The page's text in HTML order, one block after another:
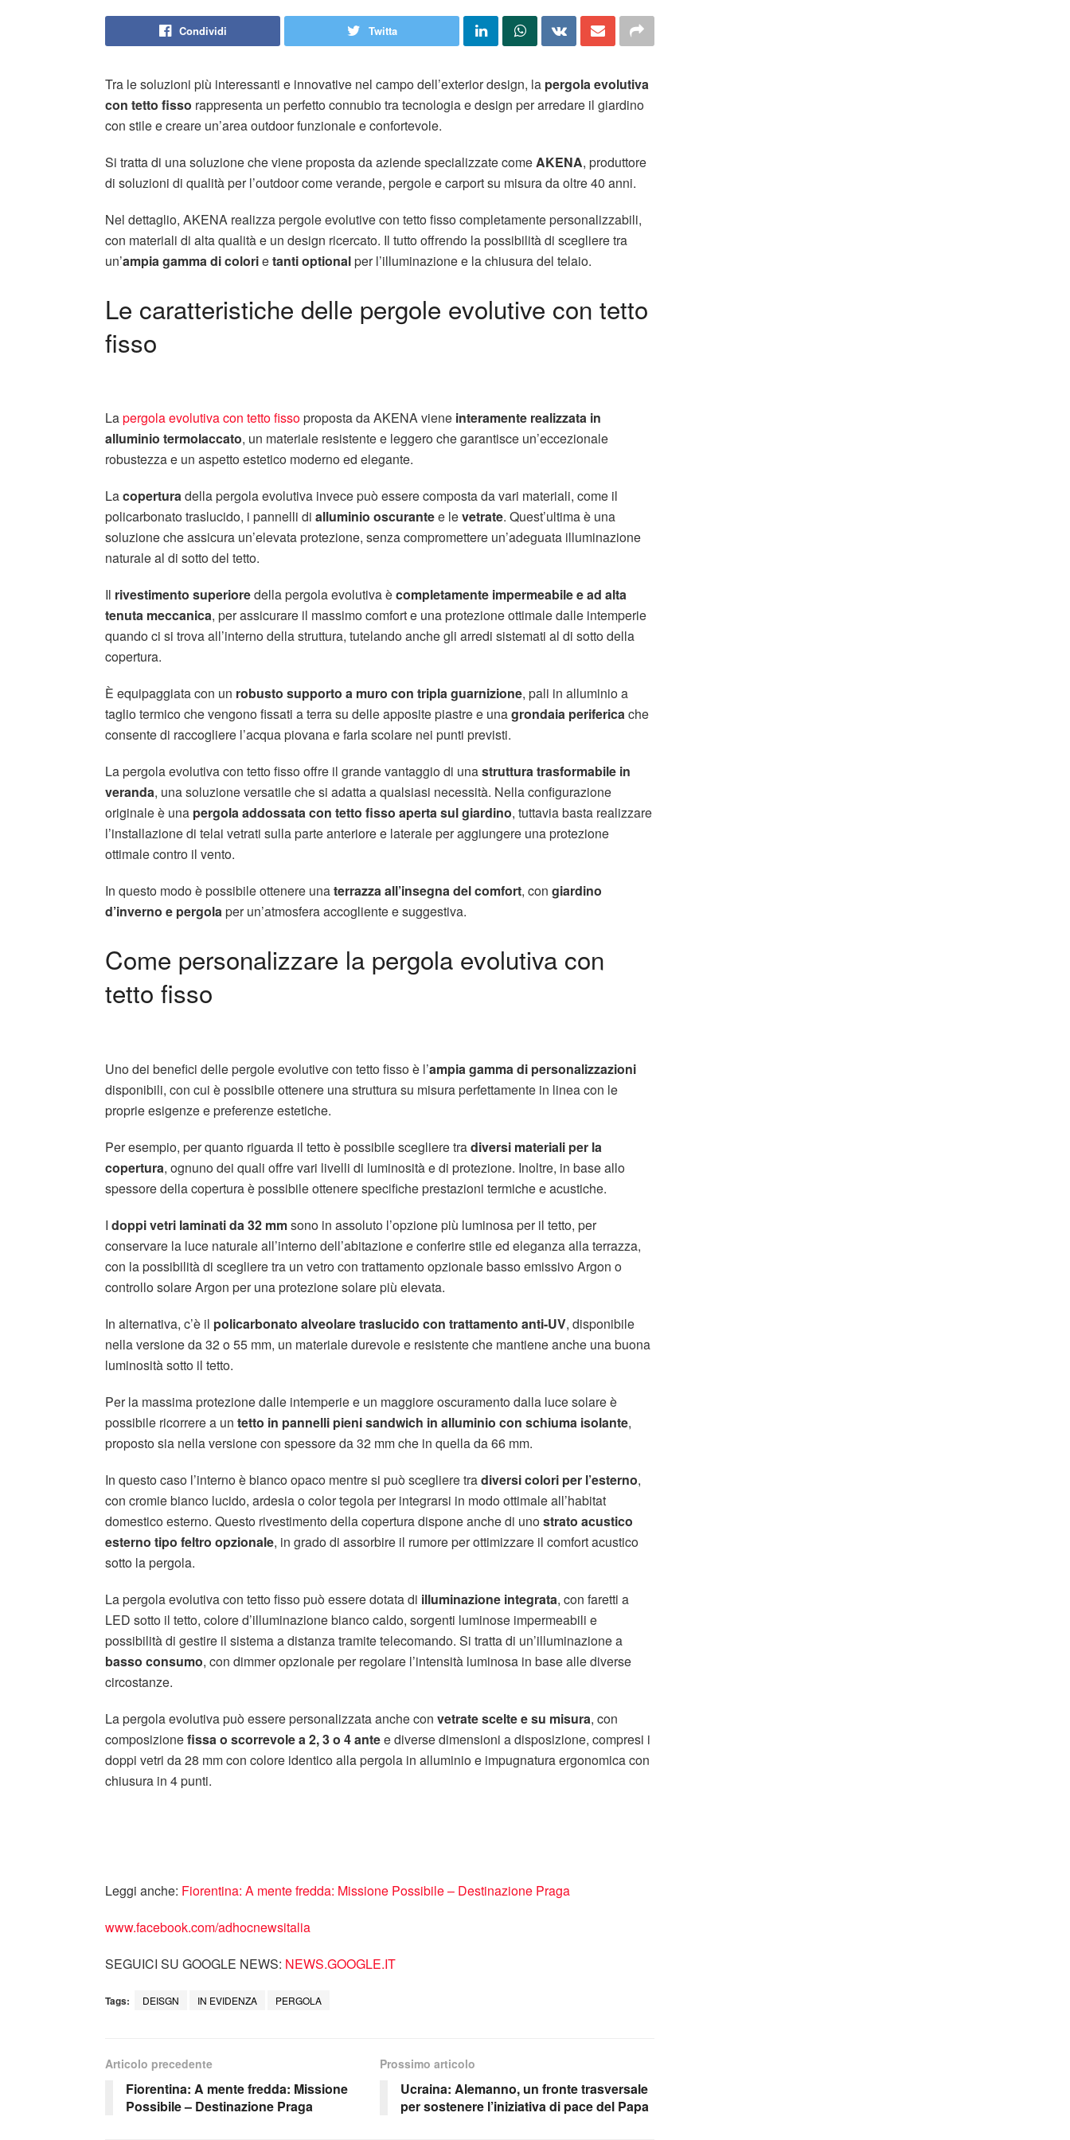
Condividi Twitta
Tra le soluzioni più interessanti e innovative nel campo dell’exterior design, la pergola evolutiva
con tetto fisso rappresenta un perfetto connubio tra tecnologia e design per arredare il giardino
con stile e creare un’area outdoor funzionale e confortevole.
Si tratta di una soluzione che viene proposta da aziende specializzate comeAKENA, produttore
di soluzioni di qualità per l’outdoor come verande, pergole e carport su misura da oltre 40 anni.
Nel dettaglio, AKENA realizza pergole evolutive con tetto fisso completamente personalizzabili,
con materiali di alta qualità e un design ricercato. Il tutto offrendo la possibilità di scegliere tra
un’ampia gamma di colorietanti optionalper l’illuminazione e la chiusura del telaio.
Le caratteristiche delle pergole evolutive con tetto
fisso
Lapergola evolutiva con tetto fissoproposta da AKENA viene interamente realizzata in
alluminio termolaccato, un materiale resistente e leggero che garantisce un’eccezionale
robustezza e un aspetto estetico moderno ed elegante.
Lacoperturadella pergola evolutiva invece può essere composta da vari materiali, come il
policarbonato traslucido, i pannelli di alluminio oscurantee levetrate. Quest’ultima è una
soluzione che assicura un’elevata protezione, senza compromettere un’adeguata illuminazione
naturale al di sotto del tetto.
Il rivestimento superioredella pergola evolutiva ècompletamente impermeabile e ad alta
tenuta meccanica, per assicurare il massimo comfort e una protezione ottimale dalle intemperie
quando ci si trova all’interno della struttura, tutelando anche gli arredi sistemati al di sotto della
copertura.
È equipaggiata con un robusto supporto a muro con tripla guarnizione, pali in alluminio a
taglio termico che vengono fissati a terra su delle apposite piastre e unagrondaia perifericache
consente di raccogliere l’acqua piovana e farla scolare nei punti previsti.
La pergola evolutiva con tetto fisso offre il grande vantaggio di unastruttura trasformabile in
veranda, una soluzione versatile che si adatta a qualsiasi necessità. Nella configurazione
originale è una pergola addossata con tetto fisso aperta sul giardino, tuttavia basta realizzare
l’installazione di telai vetrati sulla parte anteriore e laterale per aggiungere una protezione
ottimale contro il vento.
In questo modo è possibile ottenere unaterrazza all’insegna del comfort, con giardino
d’inverno e pergolaper un’atmosfera accogliente e suggestiva.
Come personalizzare la pergola evolutiva con
tetto fisso
Uno dei benefici delle pergole evolutive con tetto fisso è l’ampia gamma di personalizzazioni
disponibili, con cui è possibile ottenere una struttura su misura perfettamente in linea con le
proprie esigenze e preferenze estetiche.
Per esempio, per quanto riguarda il tetto è possibile scegliere tradiversi materiali per la
copertura, ognuno dei quali offre vari livelli di luminosità e di protezione. Inoltre, in base allo
spessore della copertura è possibile ottenere specifiche prestazioni termiche e acustiche.
I doppi vetri laminati da 32 mmsono in assoluto l’opzione più luminosa per il tetto, per
conservare la luce naturale all’interno dell’abitazione e conferire stile ed eleganza alla terrazza,
con la possibilità di scegliere tra un vetro con trattamento opzionale basso emissivo Argon o
controllo solare Argon per una protezione solare più elevata.
In alternativa, c’è il policarbonato alveolare traslucido con trattamento anti-UV, disponibile
nella versione da 32 o 55 mm, un materiale durevole e resistente che mantiene anche una buona
luminosità sotto il tetto.
Per la massima protezione dalle intemperie e un maggiore oscuramento dalla luce solare è
possibile ricorrere a un tetto in pannelli pieni sandwich in alluminio con schiuma isolante,
proposto sia nella versione con spessore da 32 mm che in quella da 66 mm.
In questo caso l’interno è bianco opaco mentre si può scegliere tradiversi colori per l’esterno,
con cromie bianco lucido, ardesia o color tegola per integrarsi in modo ottimale all’habitat
domestico esterno. Questo rivestimento della copertura dispone anche di unostrato acustico
esterno tipo feltro opzionale, in grado di assorbire il rumore per ottimizzare il comfort acustico
sotto la pergola.
La pergola evolutiva con tetto fisso può essere dotata di illuminazione integrata, con faretti a
LED sotto il tetto, colore d’illuminazione bianco caldo, sorgenti luminose impermeabili e
possibilità di gestire il sistema a distanza tramite telecomando. Si tratta di un’illuminazione a
basso consumo, con dimmer opzionale per regolare l’intensità luminosa in base alle diverse
circostanze.
La pergola evolutiva può essere personalizzata anche con vetrate scelte e su misura, con
composizionefissa o scorrevole a 2, 3 o 4 antee diverse dimensioni a disposizione, compresi i
doppi vetri da 28 mm con colore identico alla pergola in alluminio e impugnatura ergonomica con
chiusura in 4 punti.
Leggi anche: Fiorentina: A mente fredda: Missione Possibile – Destinazione Praga
www.facebook.com/adhocnewsitalia
SEGUICI SU GOOGLE NEWS: NEWS.GOOGLE.IT
Tags: DEISGN IN EVIDENZA PERGOLA
Articolo precedente
Fiorentina: A mente fredda: Missione
Possibile – Destinazione Praga
Prossimo articolo
Ucraina: Alemanno, un fronte trasversale
per sostenere l’iniziativa di pace del Papa